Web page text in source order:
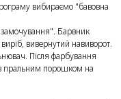
вибираємо "бавовна
Барвник
вивернутий навиворот.
Після фарбування
пральним порошком на